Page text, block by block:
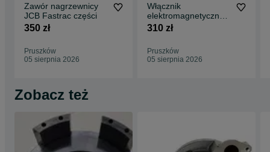
Zawór nagrzewnicy
JCB Fastrac części
350 zł
Pruszków
05 sierpnia 2026
Włącznik
elektromagnetyczny -
przekaźnik JCB
Fastrac 250,- netto
310 zł
Pruszków
05 sierpnia 2026
Zobacz też